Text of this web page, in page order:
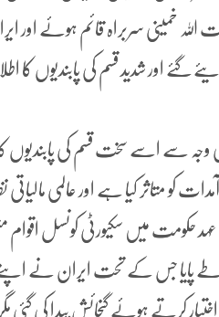
دی گئی آیت اللہ خمینی سربراہ قائم ہوئے اور
اور شدید قسم کی پابندیوں کا
وجہ سے اسے سخت قسم کی پابندیوں کا
متاثر کیا ہے اور عالمی مالیاتی
صدر بارک اوبامہ کے عہد حکومت میں سکیورٹی کونسل
طے پایا جس کے تحت ایران نے